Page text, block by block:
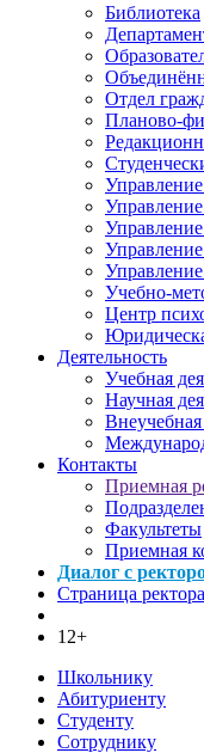
Библиотека
Отдел
Планово-
Управление
Учебно-
Центр
Деятельность
Учебная
Научная
Внеучебная
Контакты
Приемная
Факультеты
Приемная
Диалог с
Страница ректора
12+
Школьнику
Абитуриенту
Студенту
Сотруднику